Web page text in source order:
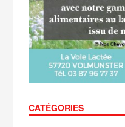
CATÉGORIES